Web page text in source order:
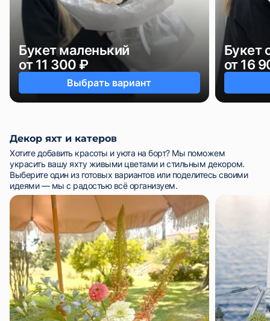
Букет маленький
от 11 300 ₽
Выбрать вариант
Букет
от 16
Декор яхт и катеров
Хотите добавить красоты и уюта на борт? Мы поможем
украсить вашу яхту живыми цветами и стильным декором.
Выберите один из готовых вариантов или поделитесь своими
идеями — мы с радостью всё организуем.